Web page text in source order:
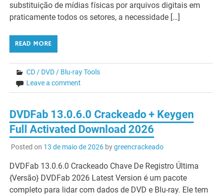
substituição de mídias físicas por arquivos digitais em
praticamente todos os setores, a necessidade […]
READ MORE
CD / DVD / Blu-ray Tools
Leave a comment
DVDFab 13.0.6.0 Crackeado + Keygen
Full Activated Download 2026
Posted on 13 de maio de 2026bygreencrackeado
DVDFab 13.0.6.0 Crackeado Chave De Registro Última
{Versão} DVDFab 2026 Latest Version é um pacote
completo para lidar com dados de DVD e Blu-ray. Ele tem